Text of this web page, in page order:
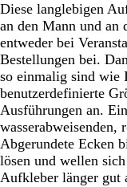
Diese langlebigen
an den Mann und an
entweder bei
Bestellungen bei.
so einmalig sind wie
benutzerdefinierte
Ausführungen an.
Abgerundete Ecken
lösen und wellen
Aufkleber länger gut